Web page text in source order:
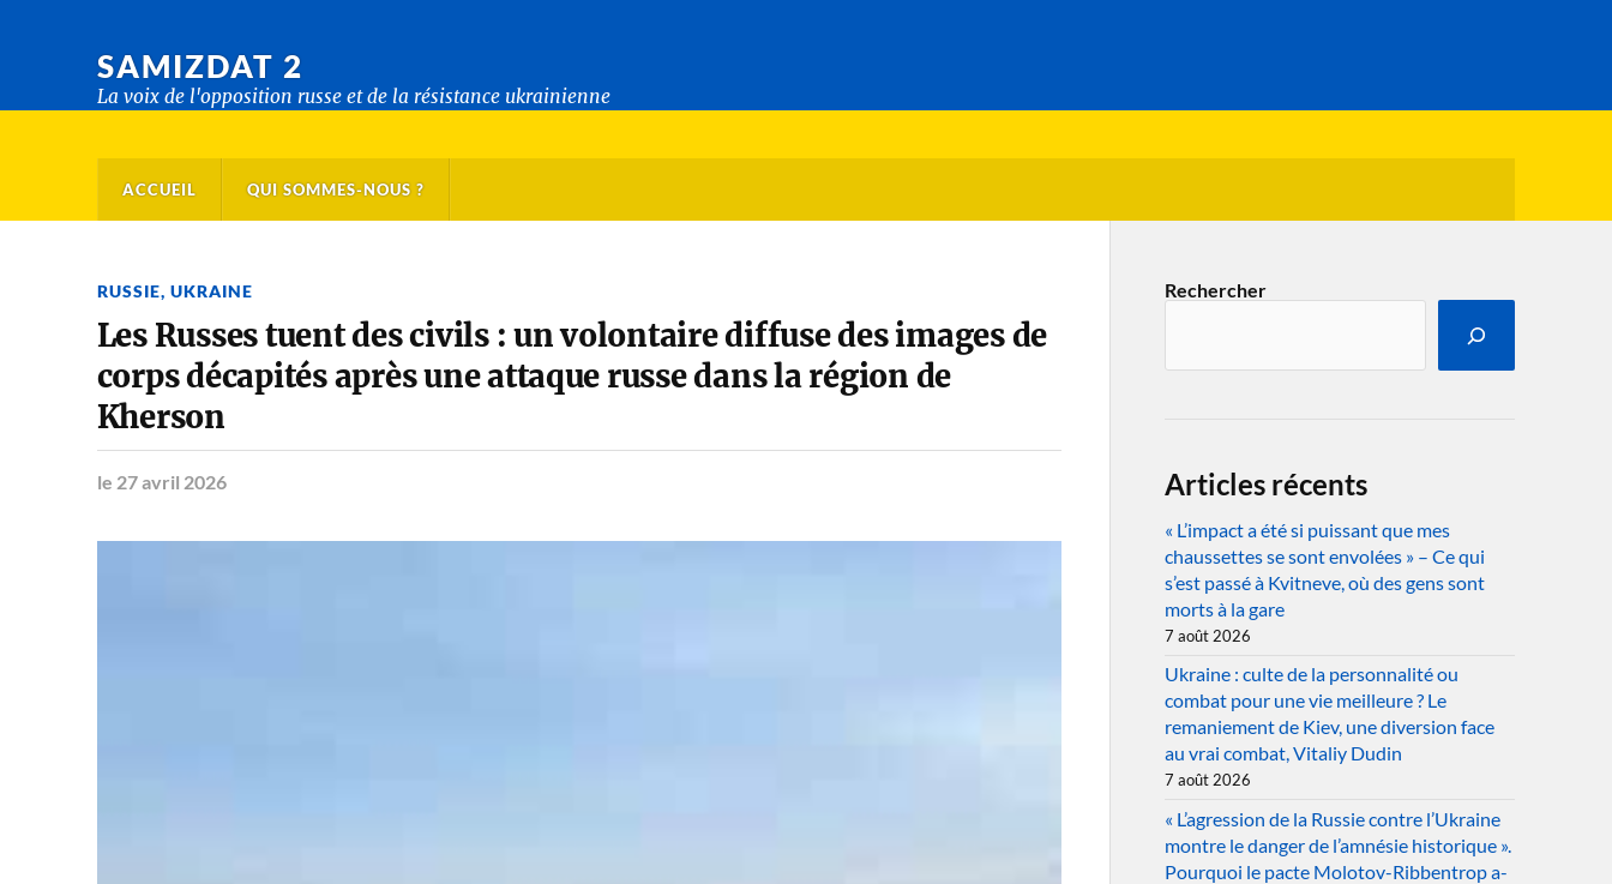
SAMIZDAT 2
La voix de l'opposition russe et de la résistance ukrainienne
ACCUEIL QUI SOMMES-NOUS ?
RUSSIE, UKRAINE
Les Russes tuent des civils : un volontaire diffuse des images de
corps décapités après une attaque russe dans la région de
Kherson
le 27 avril 2026
Rechercher
Articles récents
« L’impact a été si puissant que mes
chaussettes se sont envolées » – Ce qui
s’est passé à Kvitneve, où des gens sont
morts à la gare
7 août 2026
Ukraine : culte de la personnalité ou
combat pour une vie meilleure ? Le
remaniement de Kiev, une diversion face
au vrai combat, Vitaliy Dudin
7 août 2026
« L’agression de la Russie contre l’Ukraine
montre le danger de l’amnésie historique ».
Pourquoi le pacte Molotov-Ribbentrop a-